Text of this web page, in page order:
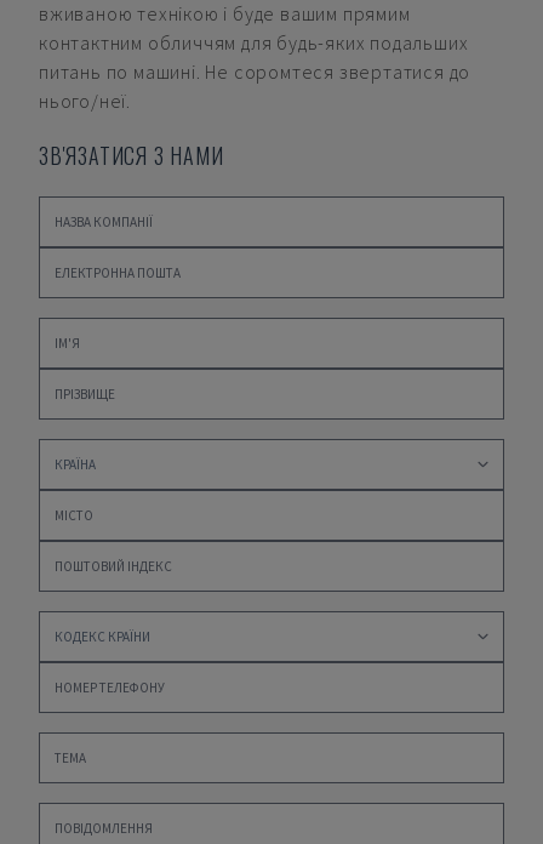
вживаною технікою і буде вашим прямим
контактним обличчям для будь-яких подальших
питань по машині. Не соромтеся звертатися до
нього/неї.
ЗВ'ЯЗАТИСЯ З НАМИ